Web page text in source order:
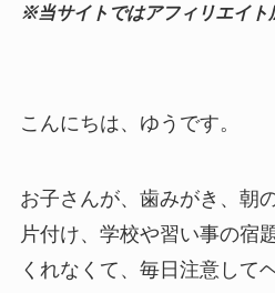
※当サイトではアフィリエイト
こんにちは、ゆうです。
お子さんが、歯みがき、朝
片付け、学校や習い事の宿
くれなくて、毎日注意して